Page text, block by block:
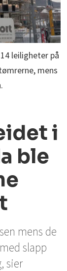
leiligheter på
mens
i
ble
mens de
slapp
sier